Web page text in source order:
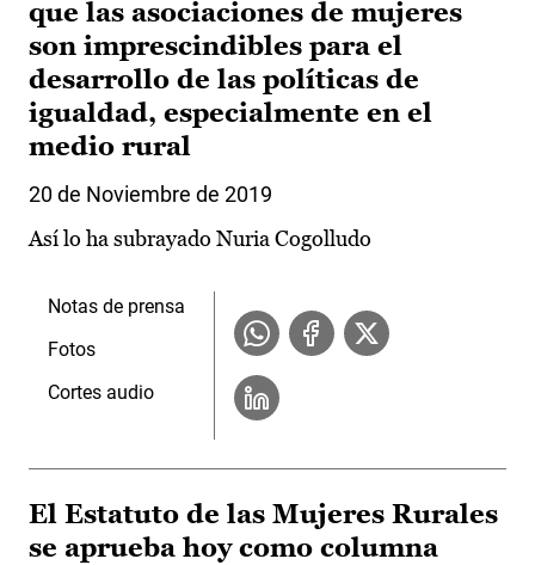
que las asociaciones de mujeres
son imprescindibles para el
desarrollo de las políticas de
igualdad, especialmente en el
medio rural
20 de Noviembre de 2019
Así lo ha subrayado Nuria Cogolludo
Notas de prensa
Fotos
Cortes audio
El Estatuto de las Mujeres Rurales
se aprueba hoy como columna